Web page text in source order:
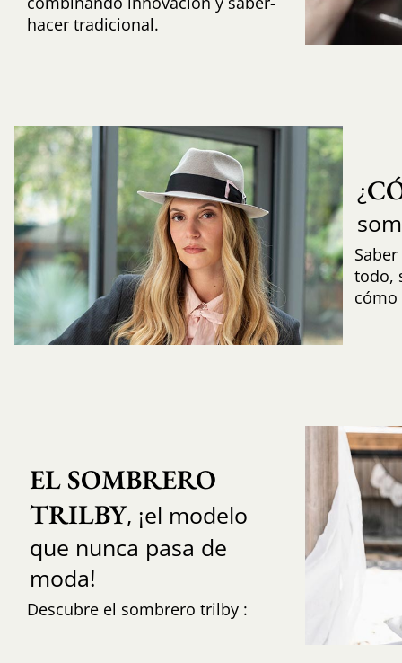
hacer tradicional.
¿
todo,
cómo
EL SOMBRERO
TRILBY, ¡el modelo
que nunca pasa de
moda!
Descubre el sombrero trilby :